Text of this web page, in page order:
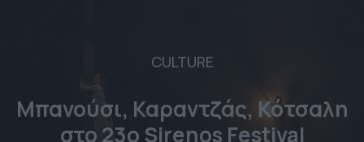
CULTURE
Μπανούσι, Καραντζάς, Κότσαλη
στο 23o Sirenos Festival